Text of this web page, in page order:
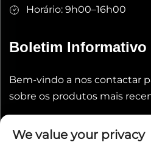
Horário: 9h00–16h00
Boletim Informativo
Bem-vindo a nos contactar
sobre os produtos mais
We value your privacy